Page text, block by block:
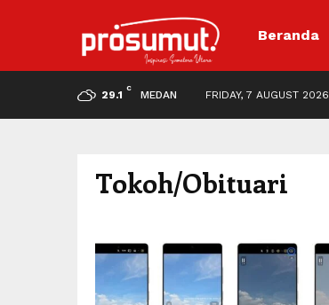
Beranda
29.1
C
MEDAN FRIDAY, 7 AUGUST 2026
Tokoh/Obituari